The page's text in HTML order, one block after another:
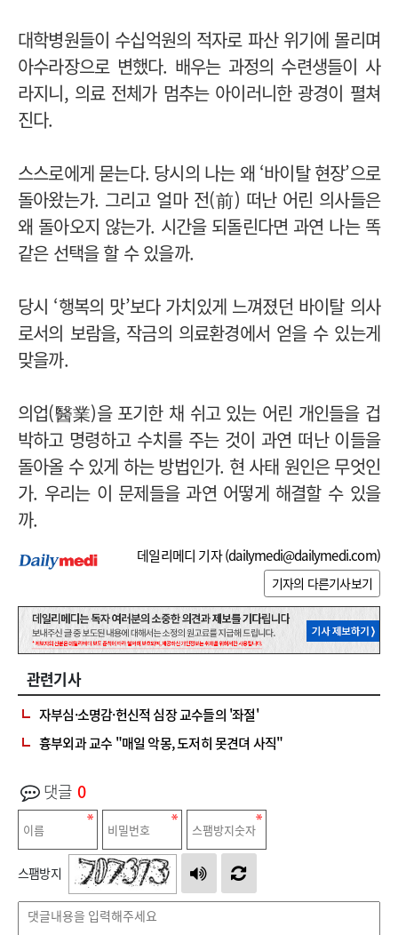
대학병원들이 수십억원의 적자로 파산 위기에 몰리며
아수라장으로 변했다. 배우는 과정의 수련생들이 사
라지니, 의료 전체가 멈추는 아이러니한 광경이 펼쳐
진다.
스스로에게 묻는다. 당시의 나는 왜 ‘바이탈 현장’으로
돌아왔는가. 그리고 얼마 전(前) 떠난 어린 의사들은
왜 돌아오지 않는가. 시간을 되돌린다면 과연 나는 똑
같은 선택을 할 수 있을까.
당시 ‘행복의 맛’보다 가치있게 느껴졌던 바이탈 의사
로서의 보람을, 작금의 의료환경에서 얻을 수 있는게
맞을까.
의업(醫業)을 포기한 채 쉬고 있는 어린 개인들을 겁
박하고 명령하고 수치를 주는 것이 과연 떠난 이들을
돌아올 수 있게 하는 방법인가. 현 사태 원인은 무엇인
가. 우리는 이 문제들을 과연 어떻게 해결할 수 있을
까.
데일리메디 기자 (dailymedi@dailymedi.com)
기자의 다른기사보기
관련기사
자부심·소명감·헌신적 심장 교수들의 '좌절'
흉부외과 교수 "매일 악몽, 도저히 못견뎌 사직"
댓글 0
스팸방지